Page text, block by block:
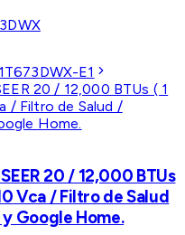
E1
20 / 12,000 BTUs
Vca / Filtro de Salud
Google Home.